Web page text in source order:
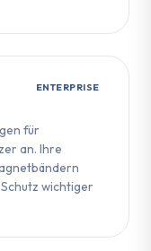
ENTERPRISE
für
an. Ihre
wichtiger